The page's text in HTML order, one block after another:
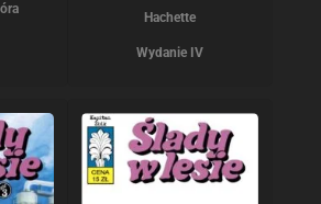
Hachette
Wydanie IV